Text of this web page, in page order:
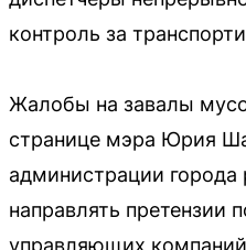
контроль за
Жалобы на завалы
странице мэра Юрия
администрации
направлять претензии